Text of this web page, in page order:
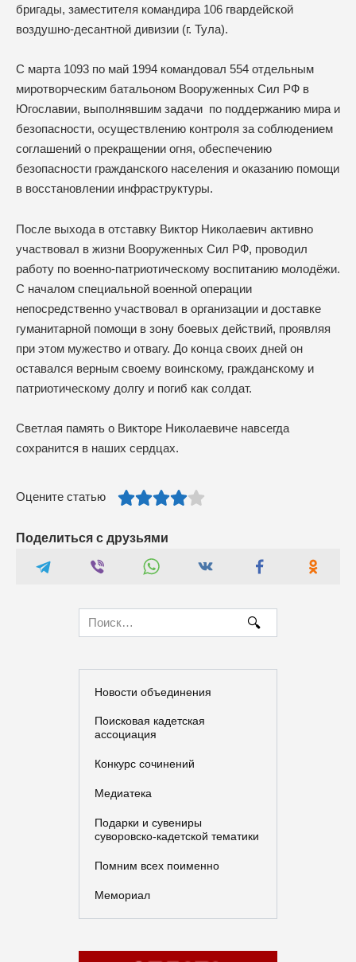
бригады, заместителя командира 106 гвардейской
воздушно-десантной дивизии (г. Тула).
С марта 1093 по май 1994 командовал 554 отдельным
миротворческим батальоном Вооруженных Сил РФ в
Югославии, выполнявшим задачи по поддержанию мира и
безопасности, осуществлению контроля за соблюдением
соглашений о прекращении огня, обеспечению
безопасности гражданского населения и оказанию помощи
в восстановлении инфраструктуры.
После выхода в отставку Виктор Николаевич активно
участвовал в жизни Вооруженных Сил РФ, проводил
работу по военно-патриотическому воспитанию молодёжи.
С началом специальной военной операции
непосредственно участвовал в организации и доставке
гуманитарной помощи в зону боевых действий, проявляя
при этом мужество и отвагу. До конца своих дней он
оставался верным своему воинскому, гражданскому и
патриотическому долгу и погиб как солдат.
Светлая память о Викторе Николаевиче навсегда
сохранится в наших сердцах.
Оцените статью
Поделиться с друзьями
for:
Новости объединения
Поисковая кадетская
ассоциация
Конкурс сочинений
Медиатека
Подарки и сувениры
суворовско-кадетской тематики
Помним всех поименно
Мемориал